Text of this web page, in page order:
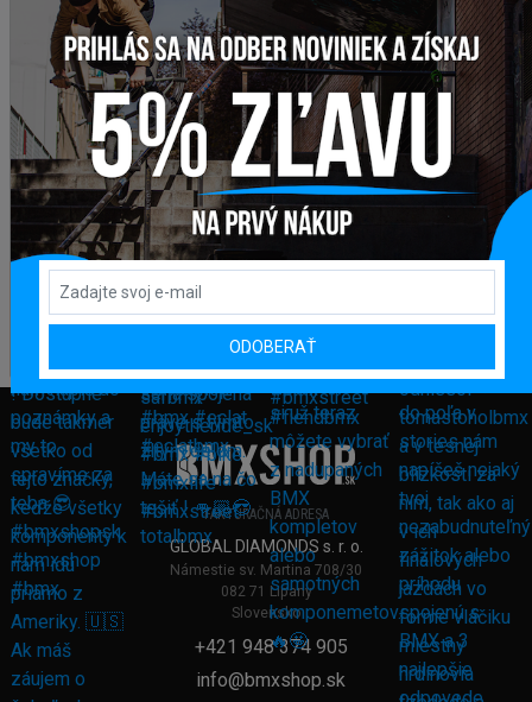
FAKTURAČNÁ ADRESA
GLOBAL DIAMONDS s. r. o.
Námestie sv. Martina 708/30
082 71 Lipany
Slovensko
+421 948 374 905
info@bmxshop.sk
ODOBERAŤ